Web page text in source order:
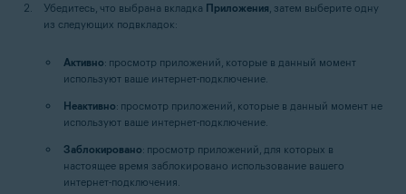
Убедитесь, что выбрана вкладка Приложения, затем выберите одну
из следующих подвкладок:
Активно: просмотр приложений, которые в данный момент
используют ваше интернет-подключение.
Неактивно: просмотр приложений, которые в данный момент не
используют ваше интернет-подключение.
Заблокировано: просмотр приложений, для которых в
настоящее время заблокировано использование вашего
интернет-подключения.